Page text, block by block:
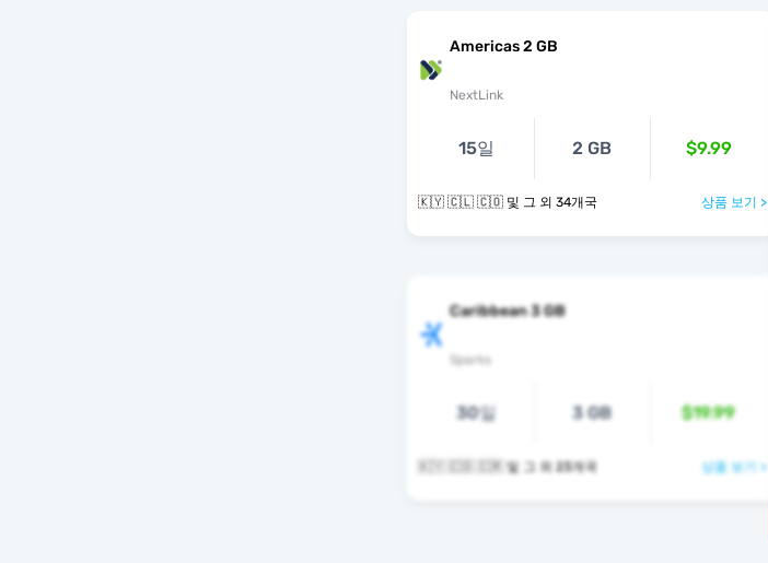
Americas 2 GB
NextLink
15일 2 GB $9.99
🇰🇾 🇨🇱 🇨🇴 및 그 외 34개국 상품 보기 >
Caribbean 3 GB
Sparks
30일 3 GB $19.99
🇰🇾 🇨🇴 🇨🇷 및 그 외 23개국 상품 보기 >